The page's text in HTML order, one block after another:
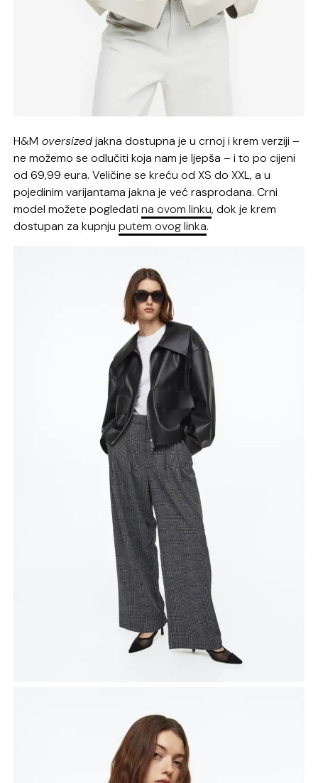
H&M oversizedjakna dostupna je u crnoj i krem verziji –
ne možemo se odlučiti koja nam je ljepša – i to po cijeni
od 69,99 eura. Veličine se kreću od XS do XXL, a u
pojedinim varijantama jakna je već rasprodana. Crni
model možete pogledatina ovom linku, dok je krem
dostupan za kupnjuputem ovog linka.